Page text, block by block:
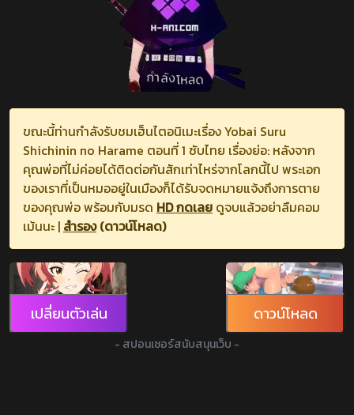
ขณะนี้ท่านกำลังรับชมเฮ็นไตอนิเมะเรื่อง Yobai Suru
Shichinin no Harame ตอนที่ 1 ซับไทย เรื่องย่อ: หลังจาก
คุณพ่อที่ไม่ค่อยได้ติดต่อกันสักเท่าไหร่จากโลกนี้ไป พระเอก
ของเราที่เป็นหมออยู่ในเมืองก็ได้รับจดหมายแจ้งถึงการตาย
ของคุณพ่อ พร้อมกับมรด HD กดเลย ดูจบแล้วอย่าลืมคอม
เม้นนะ | สำรอง (ดาวน์โหลด)
เปลี่ยนตัวเล่น ดาวน์โหลด
- สปอนเซอร์สนับสนุนเว็บ -